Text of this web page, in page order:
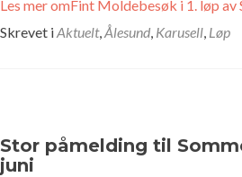
Bildegalleri
Om oss
Les mer omFint Moldebesøk i 1. løp av
Skrevet iAktuelt,Ålesund, Karusell, Løp
Stor påmelding til
juni